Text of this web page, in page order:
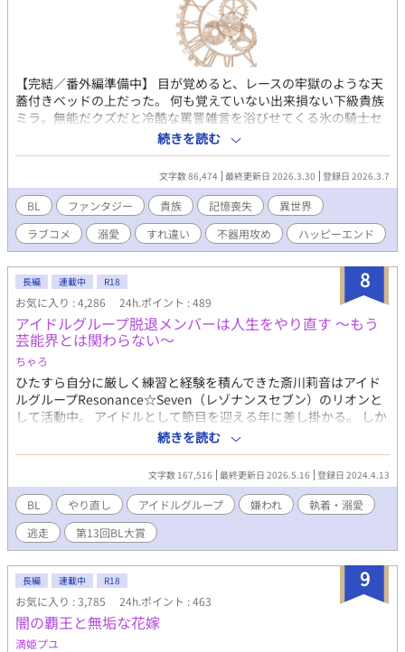
【完結／番外編準備中】 目が覚めると、レースの牢獄のような天
蓋付きベッドの上だった。 何も覚えていない出来損ない下級貴族
ミラ。無能だクズだと冷酷な罵詈雑言を浴びせてくる氷の騎士セ
ティアス。 記憶喪失から始まる、２人のファンタジー貴族ラブコ
メディ。 ---------- ※注） かっこいい攻はいません。 タイトル通り
そのうち号泣しますのでご注意！ 貴族描写は緩い目で雰囲気だけ
お読みいただけると幸いです。 ハッピーエンドです。 激重感情を
こじらせた攻→受な関係がお好きな同志の方、どうぞよろしくお
願いします！ 全16話 完結済み 他サイトにも同作品を投稿してい
ます。 様子を見ながらそのうち統合するかもしれません。 初めて
の一次創作でまだよく分かっておらず、何かおかしなことをしで
かしていたら申し訳ないです！ ---------- 追記：読んでくださった
皆さま、本当にどうもありがとうございました！！ 完結しました
が回収しきれていないエピソードが私の中でいくつかあるので
笑、後日番外編をアップしたいなと現在準備中です。 詳しい更新
日まだ未定ですが、もしよろしかったらゼヒまた覗いてやってく
ださいねー！
続きを読む
文字数 86,474 最終更新日 2026.3.30 登録日 2026.3.7
BL ファンタジー 貴族 記憶喪失
異世界
ラブコメ
溺愛 すれ違い 不器用攻め ハッピーエンド
8
長編 連載中 R18
お気に入り : 4,286 24h.ポイント : 489
アイドルグループ脱退メンバーは人生をやり直す 〜もう
芸能界とは関わらない〜
ちゃろ
ひたすら自分に厳しく練習と経験を積んできた斎川莉音はアイド
ルグループResonance☆Seven（レゾナンスセブン）のリオンと
して活動中。 アイドルとして節目を迎える年に差し掛かる。 しか
しメンバーたちとの関係はあまり上手くいってなかった。 最初は
同じ方向を見ていたはずなのに、年々メンバーとの熱量の差が開
き、莉音はついに限界を感じる。 自分が消えて上手く回るのなら
自分はきっと潮時なのだろう。 莉音は引退を決意する。 卒業ライ
ブ無しにそのまま脱退、莉音は世間から姿を消した。 しばらくは
ゆっくりしながら自分のやりたいことを見つけていこうとしてい
たら不慮の事故で死亡。 死ぬ瞬間、目標に向かって努力して突き
進んでも結局何も手に入らなかったな…と莉音は大きな後悔をす
る。 そして目が覚めたら10歳の自分に戻っていた。 どうせやり直
すなら恋愛とか青春とかアイドル時代にできなかった当たり前の
ことをしてみたい。 グループだって俺が居ない方がきっと順調に
いくはず。だから今回は芸能界とは無縁のところで生きていこう
と決意。 10歳の年は母親が事務所に履歴書を送る年だった。莉音
続きを読む
文字数 167,516 最終更新日 2026.5.16 登録日 2024.4.13
BL やり直し アイドルグループ 嫌われ
執着・溺愛
逃走
第13回BL大賞
9
長編 連載中 R18
お気に入り : 3,785 24h.ポイント : 463
闇の覇王と無垢な花嫁
満姫プユ